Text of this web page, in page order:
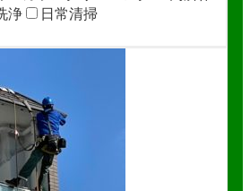
浄 日常清掃